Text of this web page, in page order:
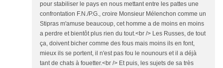
pour stabiliser le pays en nous mettant entre les pattes une
confrontation F.N./P.G., croire Monsieur Mélenchon comme un
Stipras m'amuse beaucoup, cet homme a de moins en moins
a perdre et bientôt plus rien du tout.<br /> Les Russes, de tout
ça, doivent bicher comme des fous mais moins ils en font,
mieux ils se portent, il n'est pas fou le nounours et il a déjà
tant de chats à fouetter.<br /> Et puis, les sujets de sa très